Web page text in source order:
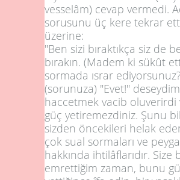
vesselâm) cevap vermedi.
sorusunu üç kere tekrar
üzerine:
"Ben sizi bıraktıkça siz de
bırakın. (Madem ki sükût
sormada ısrar
(sorunuza) "Evet!"
haccetmek vacib oluverirdi
güç yetiremezdiniz. Şunu
sizden öncekileri helak
çok sual sormaları ve
hakkında ihtilâflarıdır. Size
emrettiğim zaman, bunu